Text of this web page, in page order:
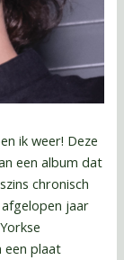
ik weer! Deze
een album dat
chronisch
jaar
een plaat